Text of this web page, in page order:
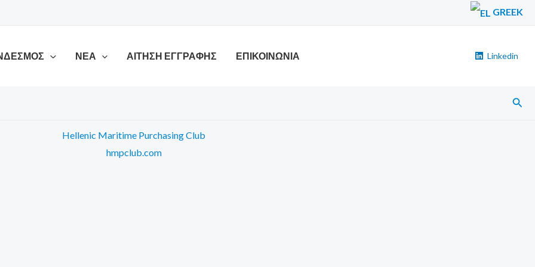
GREEK
ΝΕΑ ΑΊΤΗΣΗ ΕΓΓΡΑΦΉΣ ΕΠΙΚΟΙΝΩΝΙΑ Linkedin
Hellenic Maritime Purchasing Club​
hmpclub.com